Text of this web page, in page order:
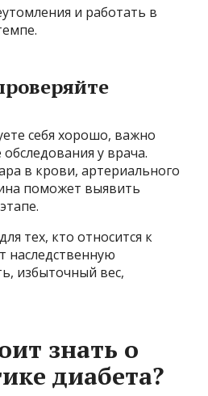
и работать в
себя хорошо, важно
у врача.
в крови, артериального
поможет выявить
тех, кто относится к
наследственную
избыточный вес,
знать о
диабета?